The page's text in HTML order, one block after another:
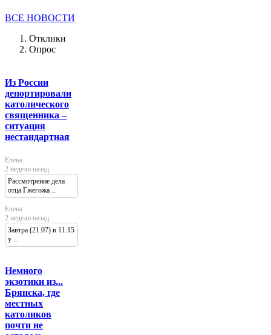
ВСЕ НОВОСТИ
Отклики
Опрос
Из России
депортировали
католического
священника –
ситуация
нестандартная
Елена
2 недели назад
Рассмотрение дела
отца Гжегожа ...
Елена
2 недели назад
Завтра (21.07) в 11:15
у ...
Немного
экзотики из...
Брянска, где
местных
католиков
почти не